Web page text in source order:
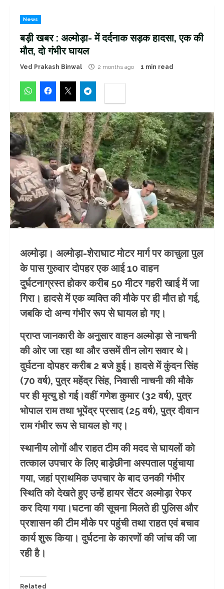
News
बड़ी खबर : अल्मोड़ा- में दर्दनाक सड़क हादसा, एक की
मौत, दो गंभीर घायल
Ved Prakash Binwal 2 months ago 1 min read
अल्मोड़ा। अल्मोड़ा-शेराघाट मोटर मार्ग पर काचुला पुल
के पास गुरुवार दोपहर एक आई 10 वाहन
दुर्घटनाग्रस्त होकर करीब 50 मीटर गहरी खाई में जा
गिरा। हादसे में एक व्यक्ति की मौके पर ही मौत हो गई,
जबकि दो अन्य गंभीर रूप से घायल हो गए।
प्राप्त जानकारी के अनुसार वाहन अल्मोड़ा से नाचनी
की ओर जा रहा था और उसमें तीन लोग सवार थे।
दुर्घटना दोपहर करीब 2 बजे हुई। हादसे में कुंदन सिंह
(70 वर्ष), पुत्र महेंद्र सिंह, निवासी नाचनी की मौके
पर ही मृत्यु हो गई।वहीं गणेश कुमार (32 वर्ष), पुत्र
भोपाल राम तथा भूपेंद्र प्रसाद (25 वर्ष), पुत्र दीवान
राम गंभीर रूप से घायल हो गए।
स्थानीय लोगों और राहत टीम की मदद से घायलों को
तत्काल उपचार के लिए बाड़ेछीना अस्पताल पहुंचाया
गया, जहां प्राथमिक उपचार के बाद उनकी गंभीर
स्थिति को देखते हुए उन्हें हायर सेंटर अल्मोड़ा रेफर
कर दिया गया।घटना की सूचना मिलते ही पुलिस और
प्रशासन की टीम मौके पर पहुंची तथा राहत एवं बचाव
कार्य शुरू किया। दुर्घटना के कारणों की जांच की जा
रही है।
Related